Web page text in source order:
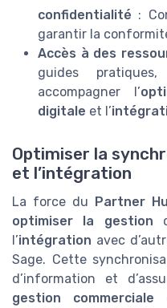
confidentialité :
garantir la
Accès à des
guides
accompagner l’
digitale et l’
Optimiser la
et l’intégration
La force du Partner
optimiser la gestion
l’intégration avec
Sage. Cette
d’information et
gestion commerciale